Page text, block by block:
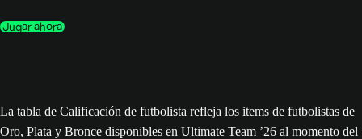
Jugar ahora
La tabla de Calificación de futbolista refleja los items de futbolistas de
Oro, Plata y Bronce disponibles en Ultimate Team ’26 al momento del